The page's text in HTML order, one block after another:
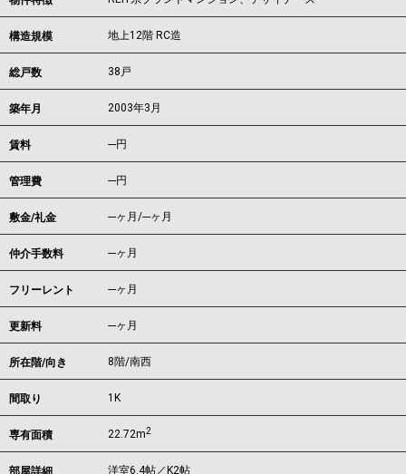
構造規模 地上12階 RC造
総戸数 38戸
築年月 2003年3月
賃料 ---円
管理費 ---円
敷金/礼金 ---ヶ月/---ヶ月
仲介手数料 ---ヶ月
フリーレント ---ヶ月
更新料 ---ヶ月
所在階/向き 8階/南西
間取り 1K
専有面積 22.72m2
洋室6.4帖／K2帖